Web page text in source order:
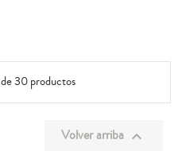
30 productos
Volver arriba 